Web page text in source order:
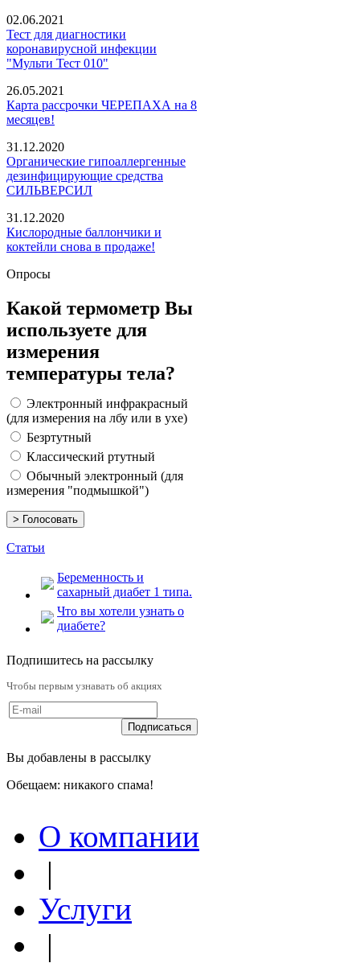
02.06.2021
Тест для диагностики
коронавирусной инфекции
"Мульти Тест 010"
26.05.2021
Карта рассрочки ЧЕРЕПАХА на 8
месяцев!
31.12.2020
Органические гипоаллергенные
дезинфицирующие средства
СИЛЬВЕРСИЛ
31.12.2020
Кислородные баллончики и
коктейли снова в продаже!
Опросы
Какой термометр Вы
используете для
измерения
температуры тела?
Электронный инфракрасный
(для измерения на лбу или в ухе)
Безртутный
Классический ртутный
Обычный электронный (для
измерения "подмышкой")
Статьи
Беременность и
сахарный диабет 1 типа.
Что вы хотели узнать о
диабете?
Подпишитесь на рассылку
Чтобы первым узнавать об акциях
Вы добавлены в рассылку
Обещаем: никакого спама!
О компании
|
Услуги
|